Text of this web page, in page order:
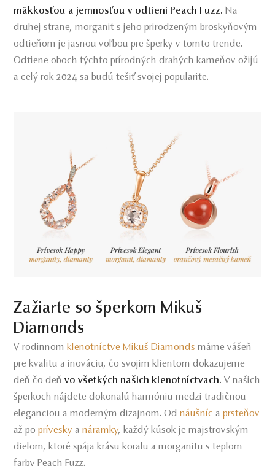
mäkkosťou a jemnosťou v odtieni Peach Fuzz. Na
druhej strane, morganit s jeho prirodzeným broskyňovým
odtieňom je jasnou voľbou pre šperky v tomto trende.
Odtiene oboch týchto prírodných drahých kameňov ožijú
a celý rok 2024 sa budú tešiť svojej popularite.
Zažiarte so šperkom Mikuš
Diamonds
V rodinnom klenotníctve Mikuš Diamonds máme vášeň
pre kvalitu a inováciu, čo svojim klientom dokazujeme
deň čo deňvo všetkých našich klenotníctvach.V našich
šperkoch nájdete dokonalú harmóniu medzi tradičnou
eleganciou a moderným dizajnom. Odnáušníc aprsteňov
až poprívesky anáramky, každý kúsok je majstrovským
dielom, ktoré spája krásu koralu a morganitu s teplom
farby Peach Fuzz.